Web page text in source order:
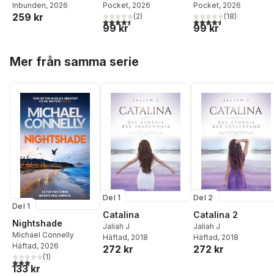
Inbunden, 2026
259 kr
Pocket, 2026
4,5utav 5 stjärnor. Totalt antal röster:
(2)
99 kr
Pocket, 2026
4,5utav 5 stjärnor.
(18)
99 kr
Mer från samma serie
Del 1
Nightshade
Michael Connelly
Häftad, 2026
3,0utav 5 stjärnor. Totalt antal röster:
(1)
133 kr
Del 1
Catalina
Jaliah J
Häftad, 2018
272 kr
Del 2
Catalina 2
Jaliah J
Häftad, 2018
272 kr